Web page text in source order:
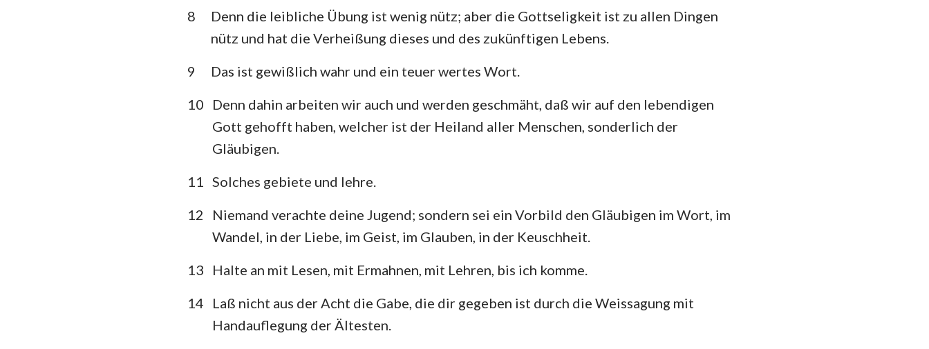
Joel Amos
Habakuk Zephanja
Haggai
Maleachi
8
Denn die leibliche Übung ist wenig nütz; aber die Gottseligkeit ist zu allen Dingen
nütz und hat die Verheißung dieses und des zukünftigen Lebens.
9
Das ist gewißlich wahr und ein teuer wertes Wort.
10
Denn dahin arbeiten wir auch und werden geschmäht, daß wir auf den lebendigen
Gott gehofft haben, welcher ist der Heiland aller Menschen, sonderlich der
Gläubigen.
11 Solches gebiete und lehre.
12
Niemand verachte deine Jugend; sondern sei ein Vorbild den Gläubigen im Wort, im
Wandel, in der Liebe, im Geist, im Glauben, in der Keuschheit.
13
Halte an mit Lesen, mit Ermahnen, mit Lehren, bis ich komme.
14
Laß nicht aus der Acht die Gabe, die dir gegeben ist durch die Weissagung mit
Handauflegung der Ältesten.